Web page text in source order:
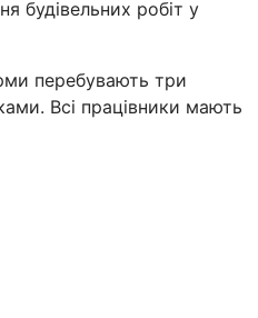
будівельних робіт у
перебувають три
Всі працівники мають